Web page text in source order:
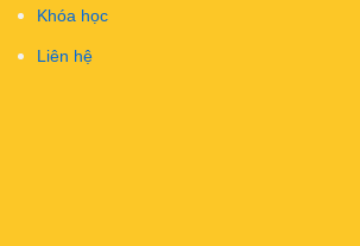
Khóa học
Liên hệ